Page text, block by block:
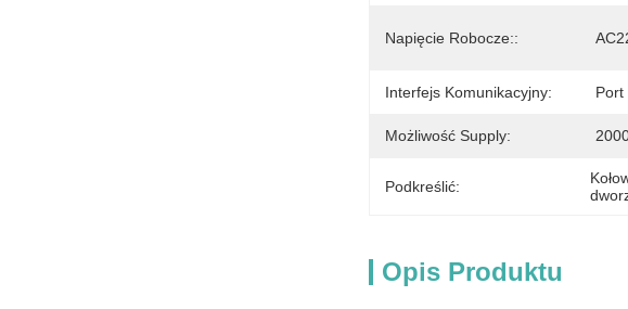
Napięcie Robocze::
Interfejs Komunikacyjny: Port
Możliwość Supply:
Podkreślić:
Opis Produktu